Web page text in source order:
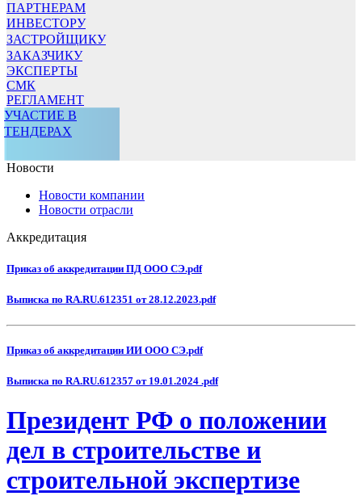
ПАРТНЕРАМ
ИНВЕСТОРУ
ЗАСТРОЙЩИКУ
ЗАКАЗЧИКУ
ЭКСПЕРТЫ
СМК
РЕГЛАМЕНТ
УЧАСТИЕ В
ТЕНДЕРАХ
Новости
Новости компании
Новости отрасли
Аккредитация
Приказ об аккредитации ПД ООО СЭ.pdf
Выписка по RA.RU.612351 от 28.12.2023.pdf
Приказ об аккредитации ИИ ООО СЭ.pdf
Выписка по RA.RU.612357 от 19.01.2024 .pdf
Президент РФ о положении
дел в строительстве и
строительной экспертизе